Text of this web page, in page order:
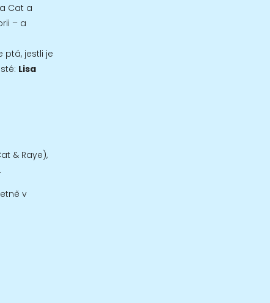
Cat a
– a
ptá, jestli je
Lisa
& Raye),
.
v